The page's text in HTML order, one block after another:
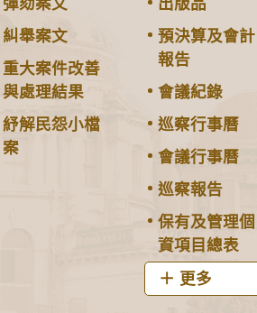
彈劾案文
糾舉案文
重大案件改善
與處理結果
紓解民怨小檔
案
出版品
預決算及會計
報告
會議紀錄
巡察行事曆
會議行事曆
巡察報告
保有及管理個
資項目總表
更多